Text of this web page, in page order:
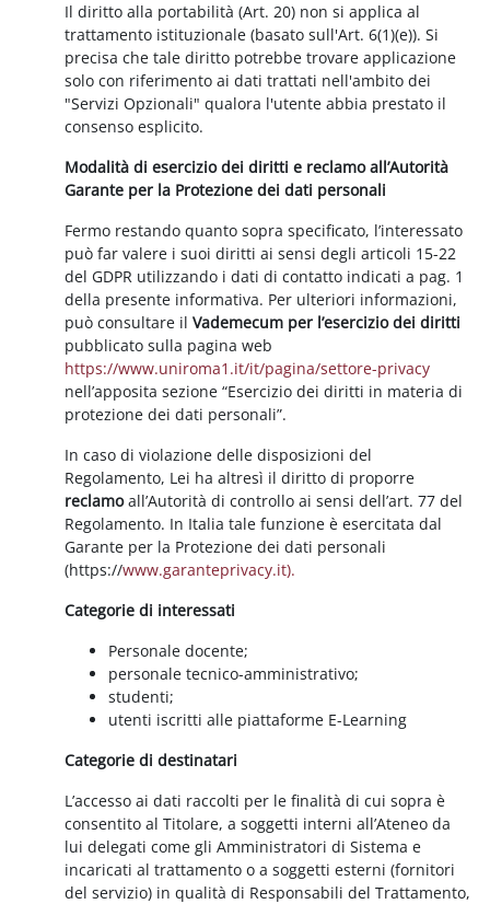
Il diritto alla portabilità (Art. 20) non si applica al
trattamento istituzionale (basato sull'Art. 6(1)(e)). Si
precisa che tale diritto potrebbe trovare applicazione
solo con riferimento ai dati trattati nell'ambito dei
"Servizi Opzionali" qualora l'utente abbia prestato il
consenso esplicito.
Modalità di esercizio dei diritti e reclamo all’Autorità
Garante per la Protezione dei dati personali
Fermo restando quanto sopra specificato, l’interessato
può far valere i suoi diritti ai sensi degli articoli 15-22
del GDPR utilizzando i dati di contatto indicati a pag. 1
della presente informativa. Per ulteriori informazioni,
può consultare ilVademecum per l’esercizio dei diritti
pubblicato sulla pagina web
https://www.uniroma1.it/it/pagina/settore-privacy
nell’apposita sezione “Esercizio dei diritti in materia di
protezione dei dati personali”.
In caso di violazione delle disposizioni del
Regolamento, Lei ha altresì il diritto di proporre
reclamoall’Autorità di controllo ai sensi dell’art. 77 del
Regolamento. In Italia tale funzione è esercitata dal
Garante per la Protezione dei dati personali
(https://www.garanteprivacy.it).
Categorie di interessati
Personale docente;
personale tecnico-amministrativo;
studenti;
utenti iscritti alle piattaforme E-Learning
Categorie di destinatari
L’accesso ai dati raccolti per le finalità di cui sopra è
consentito al Titolare, a soggetti interni all’Ateneo da
lui delegati come gli Amministratori di Sistema e
incaricati al trattamento o a soggetti esterni (fornitori
del servizio) in qualità di Responsabili del Trattamento,